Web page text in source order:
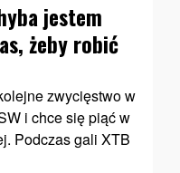
jestem
żeby robić
zwycięstwo w
i chce się piąć w
Podczas gali XTB